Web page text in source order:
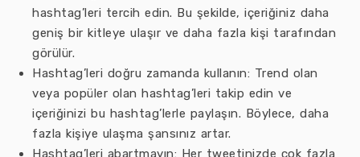
hashtag’leri tercih edin. Bu şekilde, içeriğiniz daha
geniş bir kitleye ulaşır ve daha fazla kişi tarafından
görülür.
Hashtag’leri doğru zamanda kullanın: Trend olan
veya popüler olan hashtag’leri takip edin ve
içeriğinizi bu hashtag’lerle paylaşın. Böylece, daha
fazla kişiye ulaşma şansınız artar.
Hashtag’leri abartmayın: Her tweetinizde çok fazla